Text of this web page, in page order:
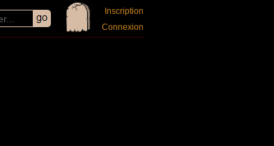
Inscription
Connexion